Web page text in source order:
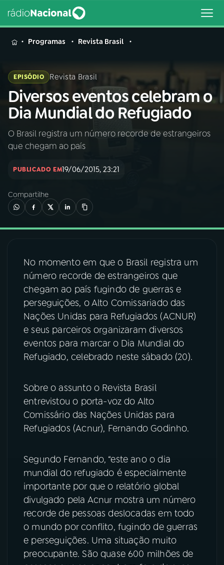
MENU
Buscar
na
Rádio
Nacional
Buscar
02A RÁDIO
04 PROGRAMAS
05PODCASTS
06VIDEOCASTS
08FESTIVAL DE MÚSICA
YouTube
Instagram X
TikTok
Programas Revista Brasil
EPISÓDIO Revista Brasil
Diversos eventos celebram o
Dia Mundial do Refugiado
O Brasil registra um número recorde de estrangeiros
que chegam ao país
PUBLICADO EM19/06/2015, 23:21
Compartilhe
No momento em que o Brasil registra um
número recorde de estrangeiros que
chegam ao país fugindo de guerras e
perseguições, o Alto Comissariado das
Nações Unidas para Refugiados (ACNUR)
e seus parceiros organizaram diversos
eventos para marcar o Dia Mundial do
Refugiado, celebrado neste sábado (20).
Sobre o assunto o Revista Brasil
entrevistou o porta-voz do Alto
Comissário das Nações Unidas para
Refugiados (Acnur), Fernando Godinho.
Segundo Fernando, “este ano o dia
mundial do refugiado é especialmente
importante por que o relatório global
divulgado pela Acnur mostra um número
recorde de pessoas deslocadas em todo
o mundo por conflito, fugindo de guerras
e perseguições. Uma situação muito
preocupante. São quase 600 milhões de